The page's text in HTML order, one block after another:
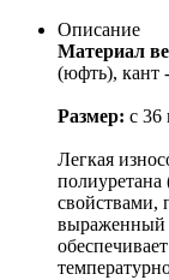
Описание
Материал
(юфть), кант
Размер: с 36
Легкая
свойствами,
выраженный